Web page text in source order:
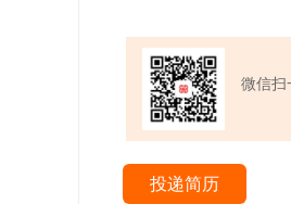
微信扫
投递简历